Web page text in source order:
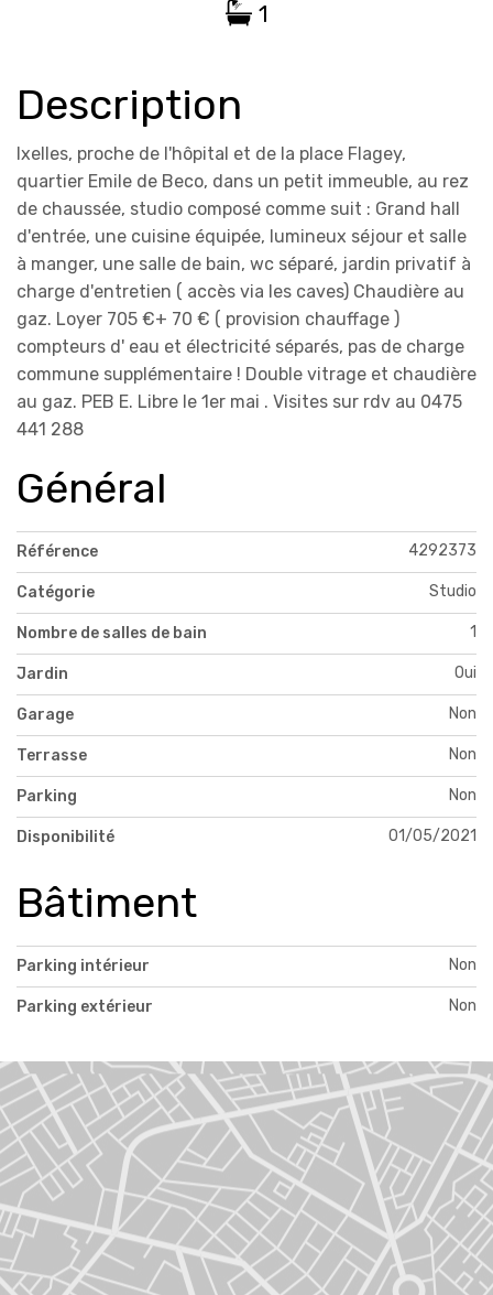
1
Description
Ixelles, proche de l'hôpital et de la place Flagey,
quartier Emile de Beco, dans un petit immeuble, au rez
de chaussée, studio composé comme suit : Grand hall
d'entrée, une cuisine équipée, lumineux séjour et salle
à manger, une salle de bain, wc séparé, jardin privatif à
charge d'entretien ( accès via les caves) Chaudière au
gaz. Loyer 705 €+ 70 € ( provision chauffage )
compteurs d' eau et électricité séparés, pas de charge
commune supplémentaire ! Double vitrage et chaudière
au gaz. PEB E. Libre le 1er mai . Visites sur rdv au 0475
441 288
Général
Référence 4292373
Catégorie Studio
Nombre de salles de bain 1
Jardin Oui
Garage Non
Terrasse Non
Parking Non
Disponibilité 01/05/2021
Bâtiment
Parking intérieur Non
Parking extérieur Non